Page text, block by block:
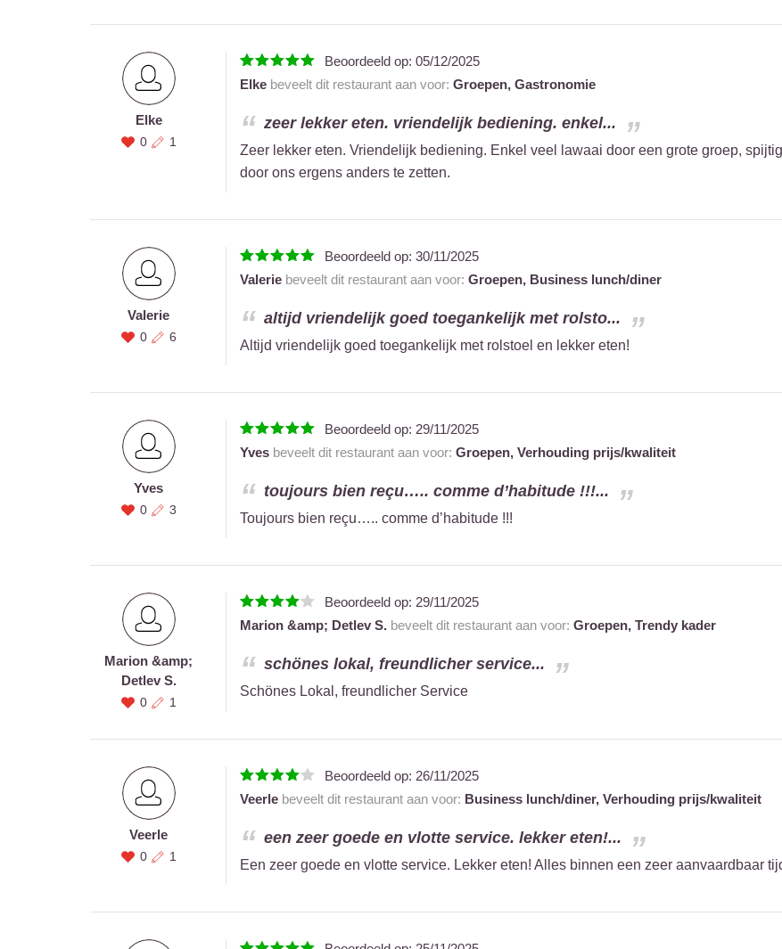
Elke
0 1
Beoordeeld op: 05/12/2025
Elkebeveelt dit restaurant aan voor: Groepen, Gastronomie
zeer lekker eten. vriendelijk bediening. enkel...
Zeer lekker eten. Vriendelijk bediening. Enkel veel lawaai door een grote groep,
door ons ergens anders te zetten.
Valerie
0 6
Beoordeeld op: 30/11/2025
Valeriebeveelt dit restaurant aan voor: Groepen, Business lunch/diner
altijd vriendelijk goed toegankelijk met rolsto...
Altijd vriendelijk goed toegankelijk met rolstoel en lekker eten!
Yves
0 3
Beoordeeld op: 29/11/2025
Yvesbeveelt dit restaurant aan voor: Groepen, Verhouding prijs/kwaliteit
toujours bien reçu….. comme d’habitude !!!...
Toujours bien reçu….. comme d’habitude !!!
Marion &amp;
Detlev S.
0 1
Beoordeeld op: 29/11/2025
Marion &amp; Detlev S.beveelt dit restaurant aan voor: Groepen, Trendy kader
schönes lokal, freundlicher service...
Schönes Lokal, freundlicher Service
Veerle
0 1
Beoordeeld op: 26/11/2025
Veerlebeveelt dit restaurant aan voor: Business lunch/diner, Verhouding prijs/kwaliteit
een zeer goede en vlotte service. lekker eten!...
Een zeer goede en vlotte service. Lekker eten! Alles binnen een zeer aanvaardbaar